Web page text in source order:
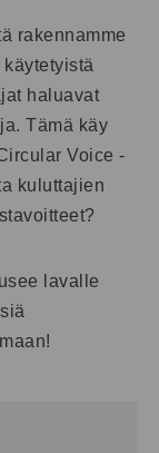
rakennamme
haluavat
Tämä käy
Voice -
kuluttajien
lavalle